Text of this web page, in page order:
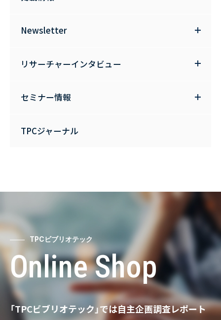
Newsletter
リサーチャーインタビュー
セミナー情報
TPCジャーナル
TPCビブリオテック
Online Shop
「TPCビブリオテック」では自主企画調査レポート